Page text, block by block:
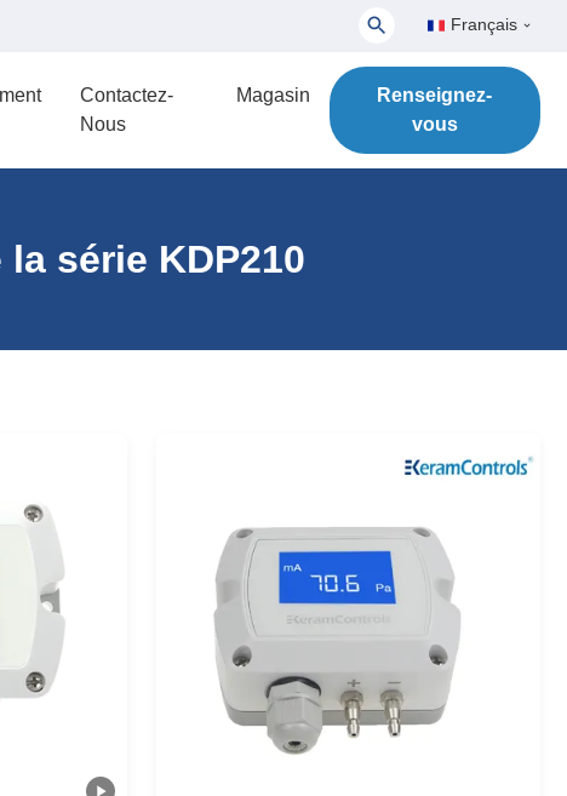
Français
Contactez-
Nous
Magasin
Renseignez-
vous
série KDP210